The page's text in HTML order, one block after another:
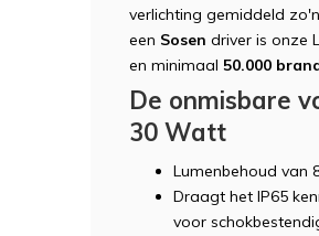
verlichting gemiddeld zo'n
een Sosen driver is onze
en minimaal 50.000
De onmisbare
30 Watt
Lumenbehoud van
Draagt het IP65
voor